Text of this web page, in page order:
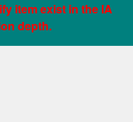
item exist in the IA
depth.